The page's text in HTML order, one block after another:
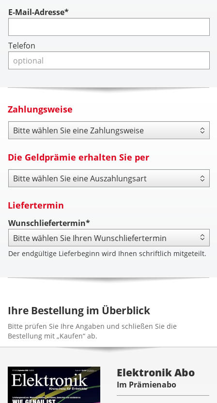
Account
E-Mail-Adresse*
Telefon
Zahlungsweise
Zahlungsweise
Die Geldprämie erhalten Sie per
Payout Type
Liefertermin
Wunschliefertermin*
Der endgültige Lieferbeginn wird Ihnen schriftlich mitgeteilt.
Ihre Bestellung im Überblick
Bitte prüfen Sie Ihre Angaben und schließen Sie die
Bestellung mit „Kaufen“ ab.
Elektronik Abo
Im Prämienabo